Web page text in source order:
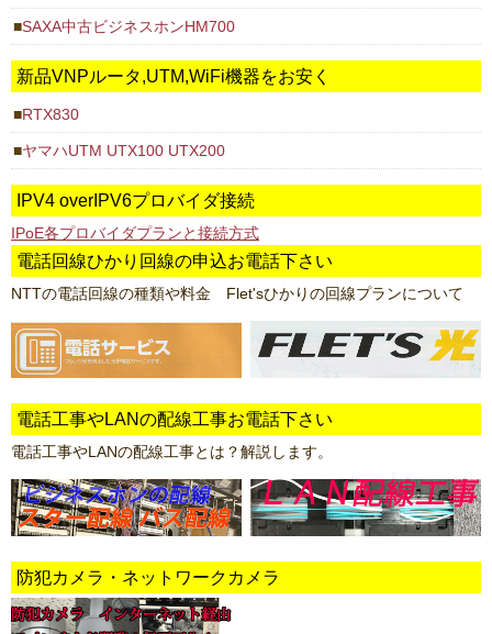
SAXA中古ビジネスホンHM700
新品VNPルータ,UTM,WiFi機器をお安く
RTX830
ヤマハUTM UTX100 UTX200
IPV4 overIPV6プロバイダ接続
IPoE各プロバイダプランと接続方式
電話回線ひかり回線の申込お電話下さい
NTTの電話回線の種類や料金 Flet'sひかりの回線プランについて
電話工事やLANの配線工事お電話下さい
電話工事やLANの配線工事とは？解説します。
防犯カメラ・ネットワークカメラ